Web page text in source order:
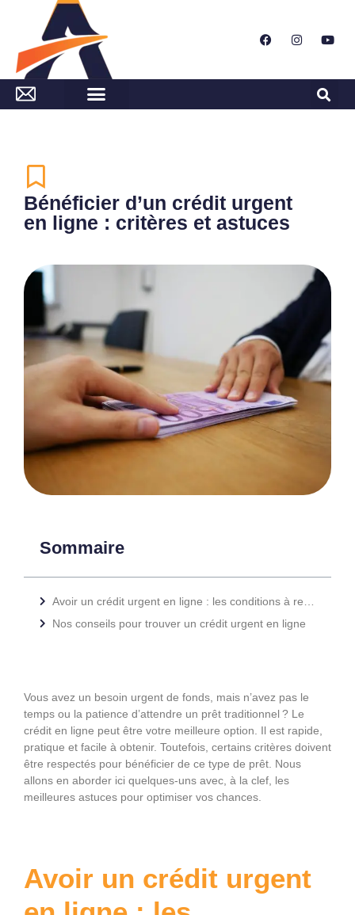
Bénéficier d’un crédit urgent
en ligne : critères et astuces
Sommaire
Nos conseils pour trouver un crédit urgent en ligne
Vous avez un besoin urgent de fonds, mais n’avez pas le
temps ou la patience d’attendre un prêt traditionnel ? Le
crédit en ligne peut être votre meilleure option. Il est rapide,
pratique et facile à obtenir. Toutefois, certains critères doivent
être respectés pour bénéficier de ce type de prêt. Nous
allons en aborder ici quelques-uns avec, à la clef, les
meilleures astuces pour optimiser vos chances.
Avoir un crédit urgent